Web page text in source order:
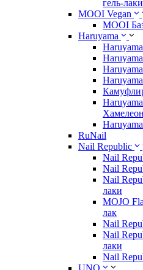
гель-лаки
MOOI Vegan
MOOI
Haruyama
Хамелеон
RuNail
Nail Republic
Nail
Nail
Nail
лаки
MOJO
лак
Nail
Nail
лаки
Nail
UNO